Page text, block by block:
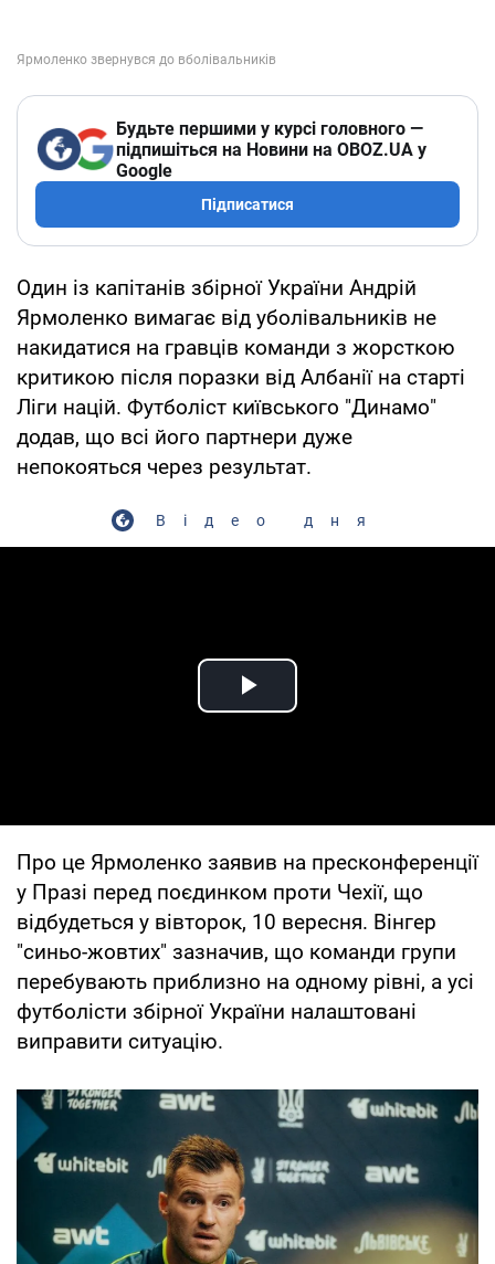
Будьте першими у курсі головного —
підпишіться на Новини на OBOZ.UA у
Google
Підписатися
Один із капітанів збірної України Андрій
Ярмоленко вимагає від уболівальників не
накидатися на гравців команди з жорсткою
критикою після поразки від Албанії на старті
Ліги націй. Футболіст київського "Динамо"
додав, що всі його партнери дуже
непокояться через результат.
Відео дня
Play Video
Про це Ярмоленко заявив на пресконференції
у Празі перед поєдинком проти Чехії, що
відбудеться у вівторок, 10 вересня. Вінгер
"синьо-жовтих" зазначив, що команди групи
перебувають приблизно на одному рівні, а усі
футболісти збірної України налаштовані
виправити ситуацію.